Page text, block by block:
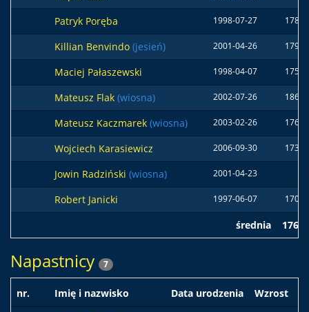
Patryk Poręba 1998-07-27 178
Killian Benvindo (jesień) 2001-04-26 179
Maciej Pałaszewski 1998-04-07 175
Mateusz Flak (wiosna) 2002-07-26 186
Mateusz Kaczmarek (wiosna) 2003-02-26 176
Wojciech Karasiewicz 2006-09-30 173
Jowin Radziński (wiosna) 2001-04-23
Robert Janicki 1997-06-07 170
średnia 176
Napastnicy 7
nr. Imię i nazwisko Data urodzenia Wzrost